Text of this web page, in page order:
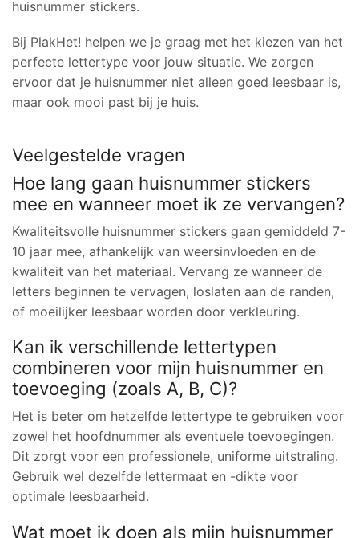
huisnummer stickers.
Bij PlakHet! helpen we je graag met het kiezen van het
perfecte lettertype voor jouw situatie. We zorgen
ervoor dat je huisnummer niet alleen goed leesbaar is,
maar ook mooi past bij je huis.
Veelgestelde vragen
Hoe lang gaan huisnummer stickers
mee en wanneer moet ik ze vervangen?
Kwaliteitsvolle huisnummer stickers gaan gemiddeld 7-
10 jaar mee, afhankelijk van weersinvloeden en de
kwaliteit van het materiaal. Vervang ze wanneer de
letters beginnen te vervagen, loslaten aan de randen,
of moeilijker leesbaar worden door verkleuring.
Kan ik verschillende lettertypen
combineren voor mijn huisnummer en
toevoeging (zoals A, B, C)?
Het is beter om hetzelfde lettertype te gebruiken voor
zowel het hoofdnummer als eventuele toevoegingen.
Dit zorgt voor een professionele, uniforme uitstraling.
Gebruik wel dezelfde lettermaat en -dikte voor
optimale leesbaarheid.
Wat moet ik doen als mijn huisnummer